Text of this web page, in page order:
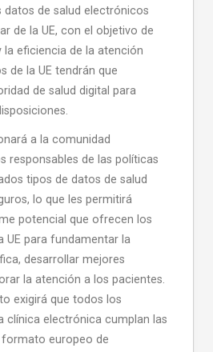
datos de salud electrónicos
de la UE, con el objetivo de
la eficiencia de la atención
de la UE tendrán que
de salud digital para
a la comunidad
responsables de las políticas
tipos de datos de salud
lo que les permitirá
potencial que ofrecen los
UE para fundamentar la
desarrollar mejores
la atención a los pacientes.
exigirá que todos los
clínica electrónica cumplan las
europeo de